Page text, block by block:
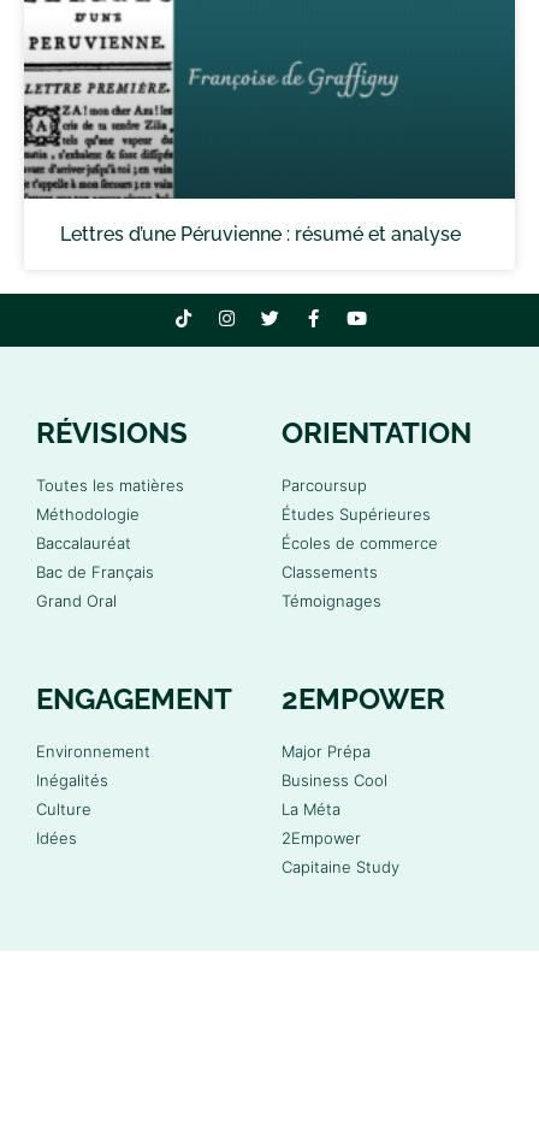
Lettres d’une Péruvienne : résumé et analyse
RÉVISIONS
Toutes les matières
Méthodologie
Baccalauréat
Bac de Français
Grand Oral
ORIENTATION
Parcoursup
Études Supérieures
Écoles de commerce
Classements
Témoignages
ENGAGEMENT
Environnement
Inégalités
Culture
Idées
2EMPOWER
Major Prépa
Business Cool
La Méta
2Empower
Capitaine Study